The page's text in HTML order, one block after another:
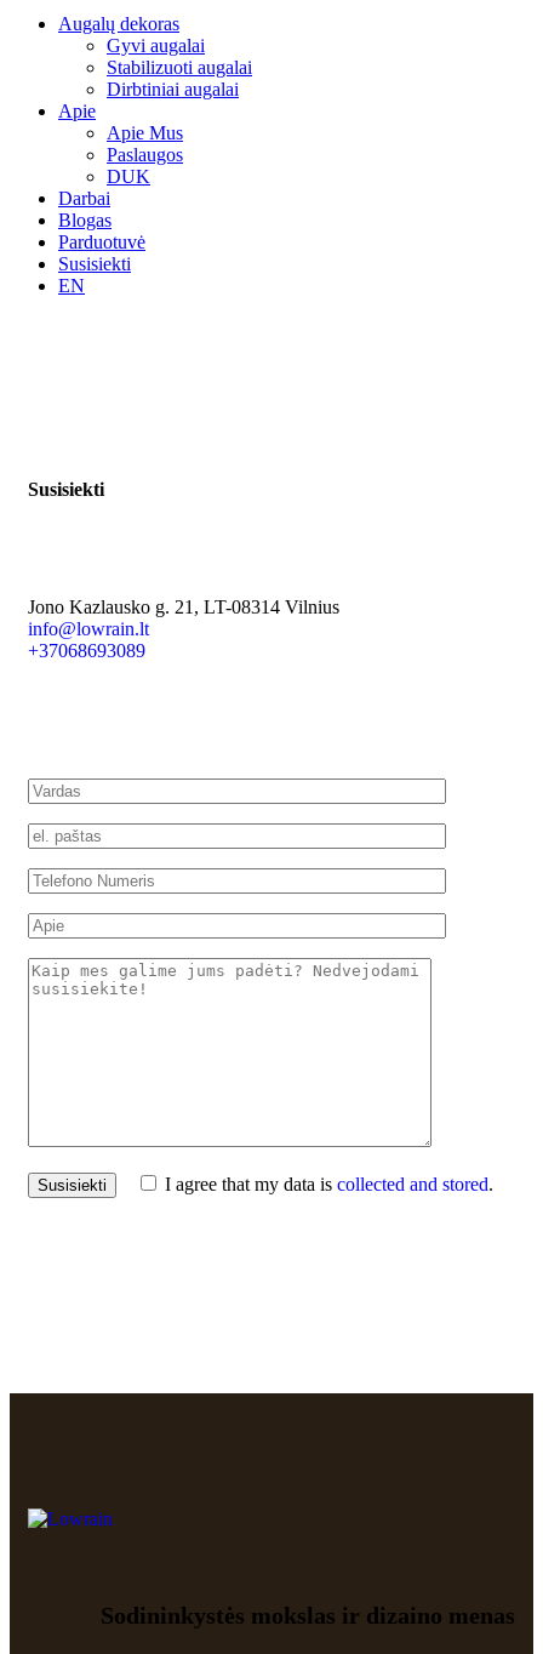
Augalų dekoras
Gyvi augalai
Stabilizuoti augalai
Dirbtiniai augalai
Apie
Apie Mus
Paslaugos
DUK
Darbai
Blogas
Parduotuvė
Susisiekti
EN
Susisiekti
Jono Kazlausko g. 21, LT-08314 Vilnius
info@lowrain.lt
+37068693089
I agree that my data is collected and stored.
Sodininkystės mokslas ir dizaino menas